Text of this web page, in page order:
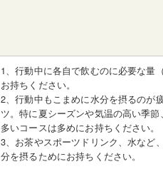
1、行動中に各自で飲むのに必要な量
お持ちください。
2、行動中もこまめに水分を摂るのが
ツ。特に夏シーズンや気温の高い季
多いコースは多めにお持ちください。
3、お茶やスポーツドリンク、水など
分を摂るためにお持ちください。